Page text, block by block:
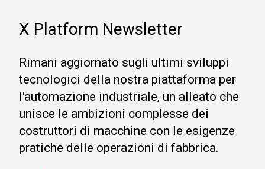
X Platform Newsletter
Rimani aggiornato sugli ultimi sviluppi
tecnologici della nostra piattaforma per
l'automazione industriale, un alleato che
unisce le ambizioni complesse dei
costruttori di macchine con le esigenze
pratiche delle operazioni di fabbrica.